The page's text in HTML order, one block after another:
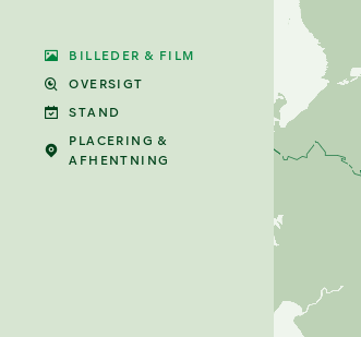
BILLEDER & FILM
OVERSIGT
STAND
PLACERING &
AFHENTNING